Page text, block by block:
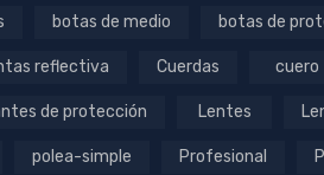
botas de medio botas de
reflectiva Cuerdas cuero
de protección Lentes
polea-simple Profesional